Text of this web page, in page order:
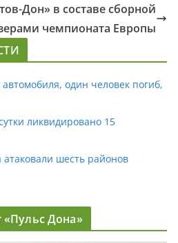
Дон» в составе сборной
чемпионата Европы
один человек погиб,
ликвидировано 15
шесть районов
«Пульс Дона»